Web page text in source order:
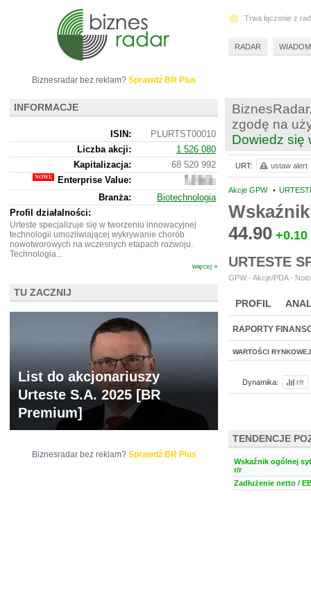
zgodę na
Dowiedz się
Akcje GPW •
44.90 +0.10
URTESTE
GPW - Akcje/PDA -
PROFIL
BR LAB
RAPORTY
WARTOŚCI RYNKOWEJ
Dynamika: r/r
TENDENCJE
Wskaźnik ogólnej
r/r
Zadłużenie netto /
URT: ustaw alert
Biznesradar bez reklam? Sprawdź BR Plus
INFORMACJE
ISIN:
PLURTST00010
Liczba akcji:
1 526 080
Kapitalizacja:
68 520 992
Enterprise Value:
65
815
992
Branża:
Biotechnologia
Profil działalności:
Urteste specjalizuje się w tworzeniu innowacyjnej
technologii umożliwiającej wykrywanie chorób
nowotworowych na wczesnych etapach rozwoju.
Technologia...
więcej »
TU ZACZNIJ
List do akcjonariuszy
Urteste S.A. 2025 [BR
Premium]
Biznesradar bez reklam? Sprawdź BR Plus
Trwa łączenie z
RADAR